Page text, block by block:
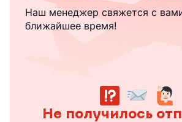
Наш менеджер свяжется с
ближайшее время!
Не получилось